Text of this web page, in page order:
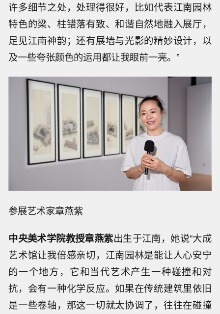
许多细节之处，处理得很好，比如代表江南园林
特色的梁、柱错落有致、和谐自然地融入展厅，
足见江南神韵；还有展墙与光影的精妙设计，以
及一些夸张颜色的运用都让我眼前一亮。”
参展艺术家章燕紫
中央美术学院教授章燕紫出生于江南，她说“大成
艺术馆让我倍感亲切，江南园林是能让人心安宁
的一个地方，它和当代艺术产生一种碰撞和对
抗，会有一种化学反应。如果在传统建筑里依旧
是一些卷轴，那这一切就太协调了，往往在碰撞